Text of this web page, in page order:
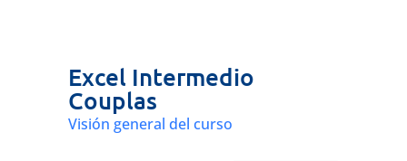
Excel Intermedio
Couplas
Visión general del curso